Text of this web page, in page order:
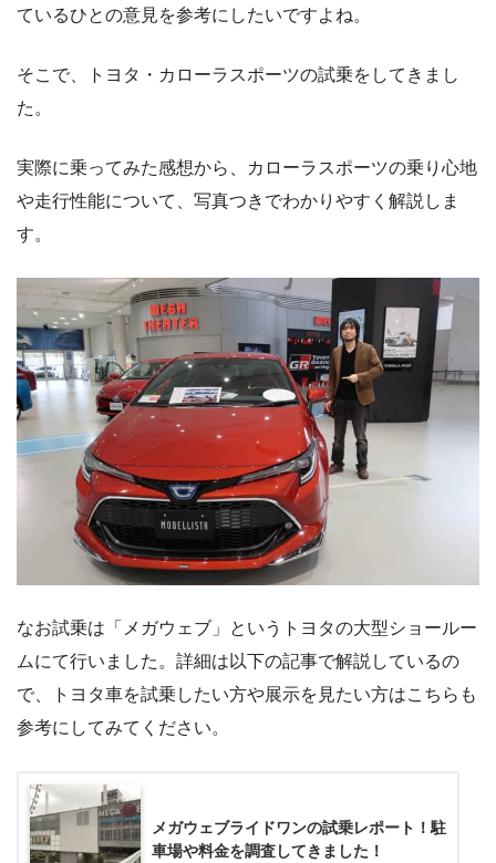
ているひとの意見を参考にしたいですよね。
そこで、トヨタ・カローラスポーツの試乗をしてきまし
た。
実際に乗ってみた感想から、カローラスポーツの乗り心地
や走行性能について、写真つきでわかりやすく解説しま
す。
なお試乗は「メガウェブ」というトヨタの大型ショールー
ムにて行いました。詳細は以下の記事で解説しているの
で、トヨタ車を試乗したい方や展示を見たい方はこちらも
参考にしてみてください。
メガウェブライドワンの試乗レポート！駐
車場や料金を調査してきました！